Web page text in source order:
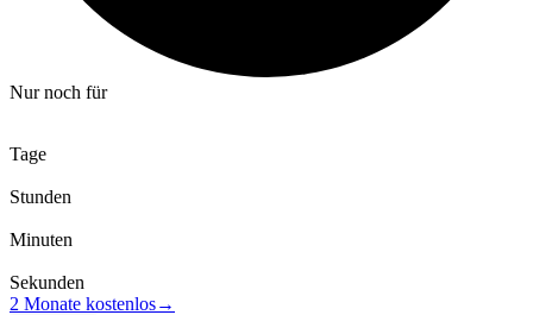
Nur noch für
Tage
Stunden
Minuten
Sekunden
2 Monate kostenlos→